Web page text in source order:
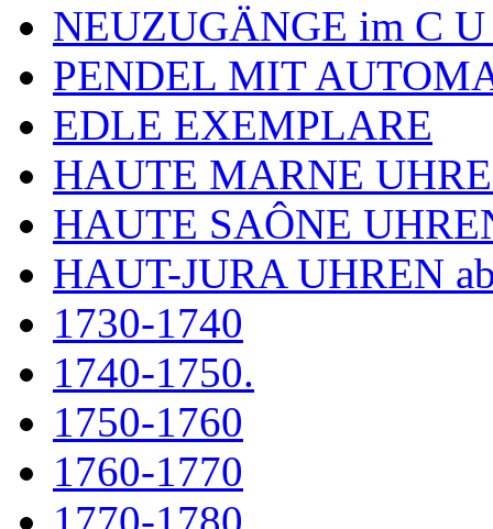
NEUZUGÄNGE im C
PENDEL MIT
EDLE EXEMPLARE
HAUTE MARNE
HAUTE SAÔNE
HAUT-JURA UHREN
1730-1740
1740-1750.
1750-1760
1760-1770